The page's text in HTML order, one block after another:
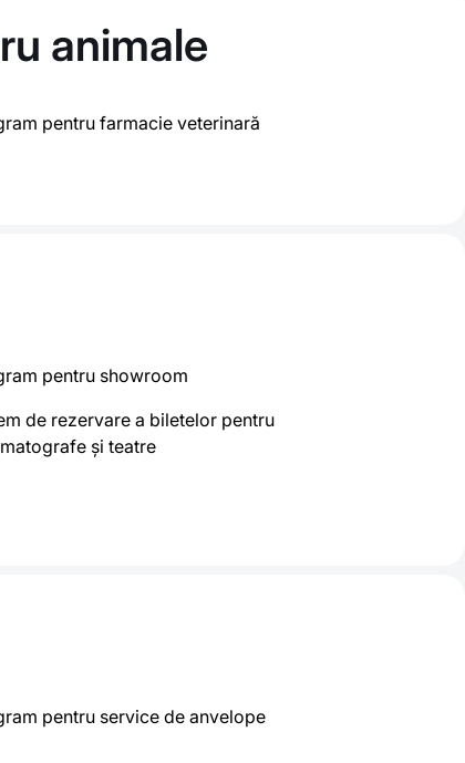
animale
pentru farmacie veterinară
pentru showroom
de rezervare a biletelor pentru
și teatre
pentru service de anvelope